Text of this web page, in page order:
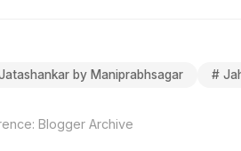
by Maniprabhsagar #
Blogger Archive